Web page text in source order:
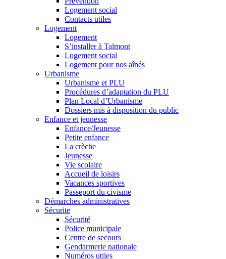
Logement social
Contacts utiles
Logement
Logement
S’installer à Talmont
Logement social
Logement pour nos aînés
Urbanisme
Urbanisme et PLU
Procédures d’adaptation du PLU
Plan Local d’Urbanisme
Dossiers mis à disposition du public
Enfance et jeunesse
Enfance/Jeunesse
Petite enfance
La crèche
Jeunesse
Vie scolaire
Accueil de loisirs
Vacances sportives
Passeport du civisme
Démarches administratives
Sécurite
Sécurité
Police municipale
Centre de secours
Gendarmerie nationale
Numéros utiles